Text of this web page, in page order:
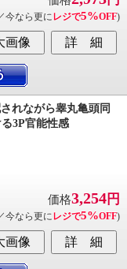
今なら更に レジで5%OFF)
れながら睾丸亀頭同
3P官能性感
価格3,254円
今なら更に レジで5%OFF)